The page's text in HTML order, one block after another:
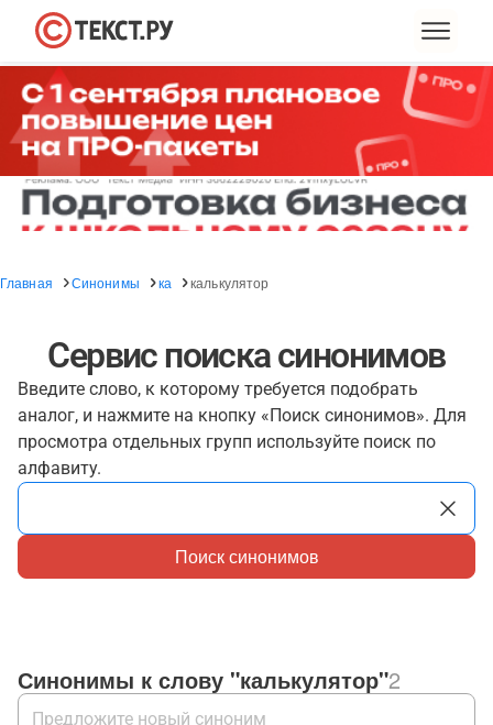
Главная Синонимы ка калькулятор
Сервис поиска синонимов
Введите слово, к которому требуется подобрать
аналог, и нажмите на кнопку «Поиск синонимов». Для
просмотра отдельных групп используйте поиск по
алфавиту.
Поиск синонимов
Синонимы к слову "калькулятор"2